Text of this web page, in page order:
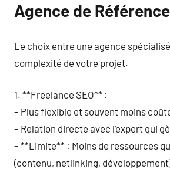
Agence de
Le choix entre une agence
complexité de votre projet.
1. **Freelance SEO** :
– Plus flexible et souvent moins
– Relation directe avec l’expert qui
– **Limite** : Moins de ressources
(contenu, netlinking,